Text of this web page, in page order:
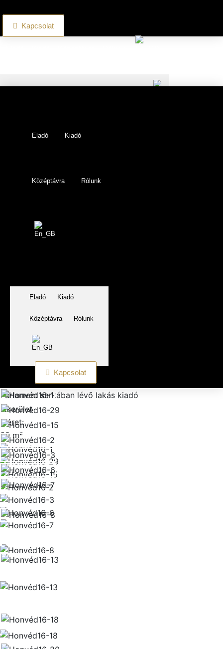
Kapcsolat
Eladó Kiadó
Középtávra Rólunk
Eladó Kiadó
Középtávra Rólunk
Kapcsolat
Parlament sarkában lévő lakás kiadó
V.kerület
Méret:
60 m²